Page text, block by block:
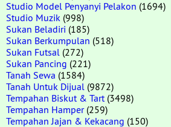
Studio Model Penyanyi Pelakon (1694)
Studio Muzik (998)
Sukan Beladiri (185)
Sukan Berkumpulan (518)
Sukan Futsal (272)
Sukan Pancing (221)
Tanah Sewa (1584)
Tanah Untuk Dijual (9872)
Tempahan Biskut & Tart (3498)
Tempahan Hamper(259)
Tempahan Jajan & Kekacang (150)